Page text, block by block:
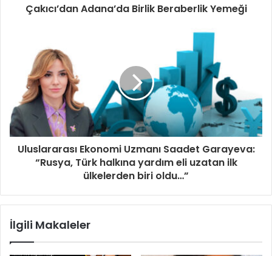
Çakıcı’dan Adana’da Birlik Beraberlik Yemeği
Uluslararası Ekonomi Uzmanı Saadet Garayeva:
“Rusya, Türk halkına yardım eli uzatan ilk
ülkelerden biri oldu…”
İlgili Makaleler